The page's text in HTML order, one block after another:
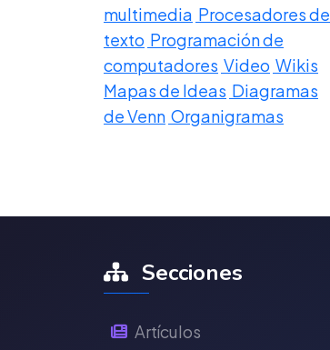
multimedia Procesadores de
texto Programación de
computadores Video Wikis
Mapas de Ideas Diagramas
de Venn Organigramas
Secciones
Artículos